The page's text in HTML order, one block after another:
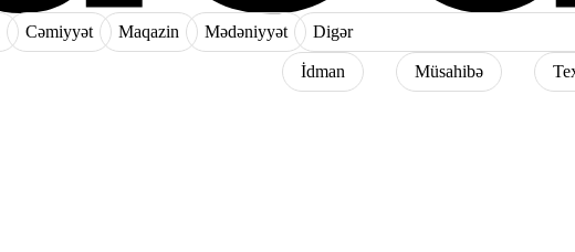
Cəmiyyət Maqazin Mədəniyyət Digər
İdman Müsahibə